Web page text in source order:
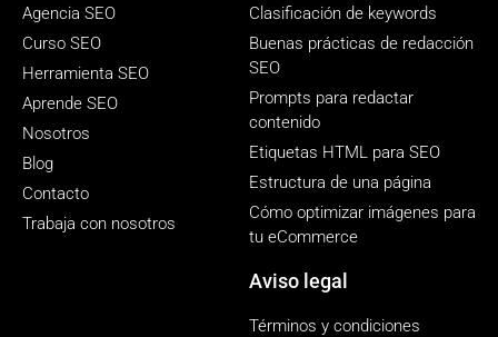
Agencia SEO
Curso SEO
Herramienta SEO
Aprende SEO
Nosotros
Blog
Contacto
Trabaja con nosotros
Clasificación de keywords
Buenas prácticas de redacción
SEO
Prompts para redactar
contenido
Etiquetas HTML para SEO
Estructura de una página
Cómo optimizar imágenes para
tu eCommerce
Aviso legal
Términos y condiciones